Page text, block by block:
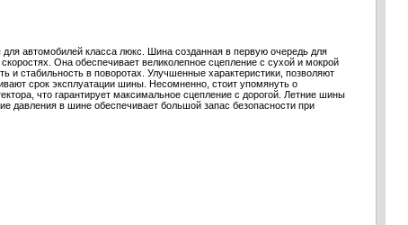
автомобилей класса люкс. Шина созданная в первую очередь для
Она обеспечивает великолепное сцепление с сухой и мокрой
и стабильность в поворотах. Улучшенные характеристики, позволяют
срок эксплуатации шины. Несомненно, стоит упомянуть о
что гарантирует максимальное сцепление с дорогой. Летние шины
давления в шине обеспечивает большой запас безопасности при